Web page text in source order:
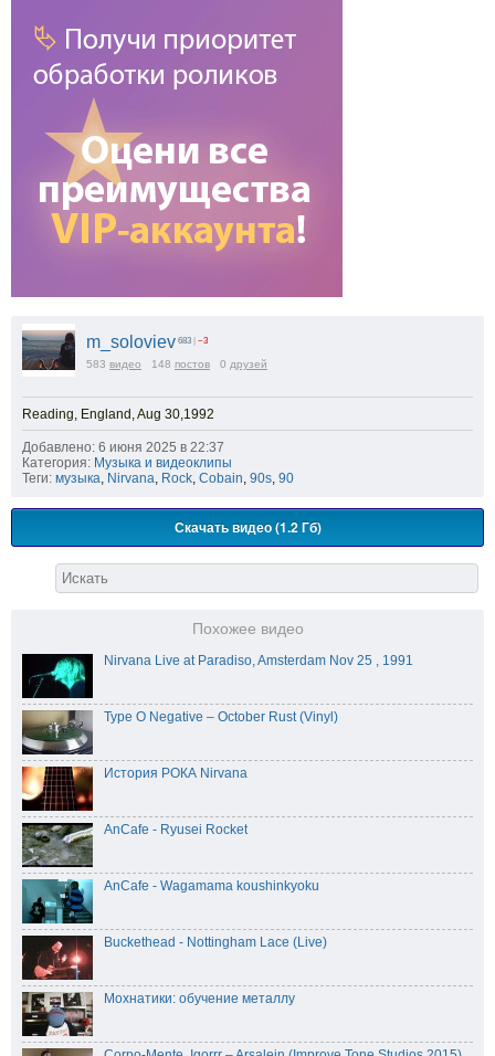
m_soloviev 683 −3
583 видео 148 постов 0 друзей
Reading, England, Aug 30,1992
Добавлено: 6 июня 2025 в 22:37
Категория: Музыка и видеоклипы
Теги: музыка, Nirvana, Rock, Cobain, 90s, 90
Скачать видео (1.2 Гб)
Похожее видео
Nirvana Live at Paradiso, Amsterdam Nov 25 , 1991
Type O Negative – October Rust (Vinyl)
История РОКА Nirvana
AnCafe - Ryusei Rocket
AnCafe - Wagamama koushinkyoku
Buckethead - Nottingham Lace (Live)
Мохнатики: обучение металлу